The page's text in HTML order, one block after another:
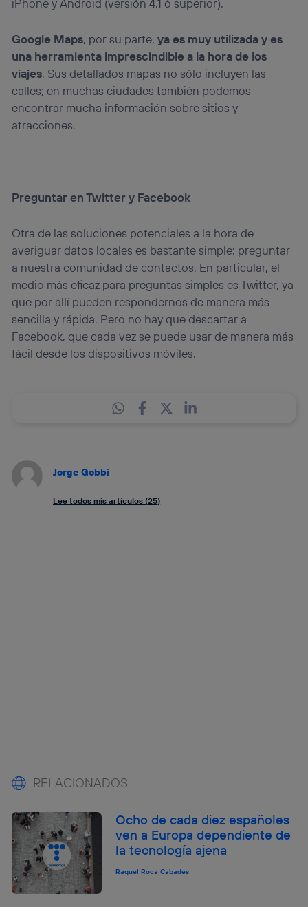
iPhone y Android (versión 4.1 ó superior).
Google Maps, por su parte,ya es muy utilizada y es
una herramienta imprescindible a la hora de los
viajes. Sus detallados mapas no sólo incluyen las
calles; en muchas ciudades también podemos
encontrar mucha información sobre sitios y
atracciones.
Preguntar en Twitter y Facebook
Otra de las soluciones potenciales a la hora de
averiguar datos locales es bastante simple: preguntar
a nuestra comunidad de contactos. En particular, el
medio más eficaz para preguntas simples es Twitter, ya
que por allí pueden respondernos de manera más
sencilla y rápida. Pero no hay que descartar a
Facebook, que cada vez se puede usar de manera más
fácil desde los dispositivos móviles.
Jorge Gobbi
Lee todos mis artículos (25)
RELACIONADOS
Ocho de cada diez españoles
ven a Europa dependiente de
la tecnología ajena
Raquel Roca Cabades